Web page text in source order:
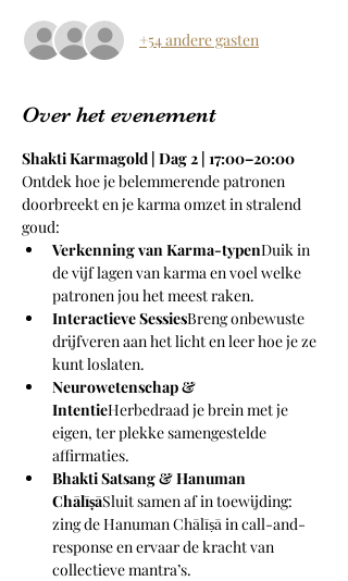
+54 andere gasten
Over het evenement
Shakti Karmagold | Dag 2 | 17:00–20:00
Ontdek hoe je belemmerende patronen
doorbreekt en je karma omzet in stralend
goud:
Verkenning van Karma-typenDuik in
de vijf lagen van karma en voel welke
patronen jou het meest raken.
Interactieve SessiesBreng onbewuste
drijfveren aan het licht en leer hoe je ze
kunt loslaten.
Neurowetenschap &
IntentieHerbedraad je brein met je
eigen, ter plekke samengestelde
affirmaties.
Bhakti Satsang & Hanuman
ChālīṣāSluit samen af in toewijding:
zing de Hanuman Chālīṣā in call-and-
response en ervaar de kracht van
collectieve mantra’s.